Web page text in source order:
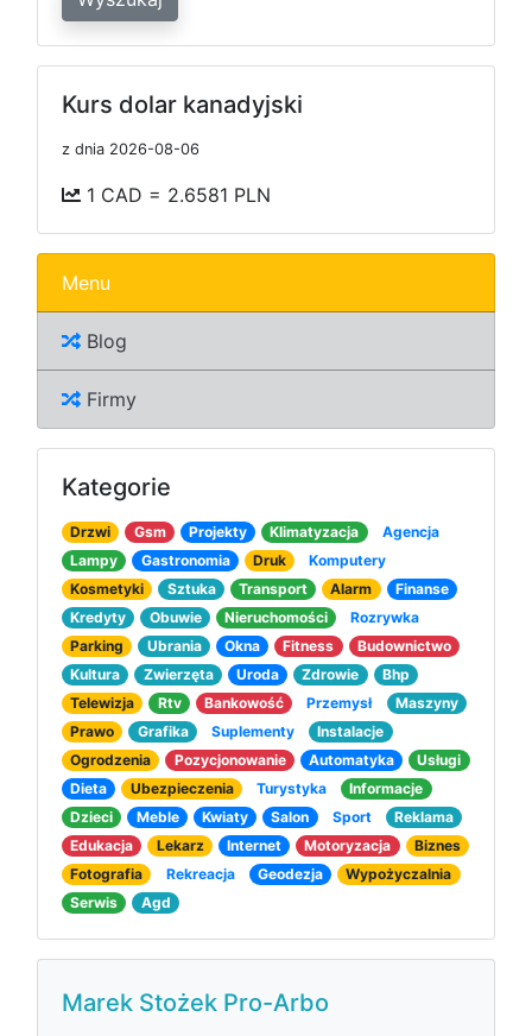
Kurs dolar kanadyjski
z dnia 2026-08-06
1 CAD = 2.6581 PLN
Menu
Blog
Firmy
Kategorie
Drzwi Gsm Projekty Klimatyzacja
Agencja
Lampy
Gastronomia Druk
Komputery
Kosmetyki
Sztuka Transport Alarm
Finanse
Kredyty
Obuwie Nieruchomości
Rozrywka
Parking
Ubrania Okna Fitness
Budownictwo
Kultura
Zwierzęta Uroda Zdrowie
Bhp
Telewizja
Rtv Bankowość Przemysł
Maszyny
Prawo
Grafika Suplementy
Instalacje
Ogrodzenia
Pozycjonowanie Automatyka
Usługi
Dieta
Ubezpieczenia Turystyka
Informacje
Dzieci
Meble Kwiaty Salon Sport
Reklama
Edukacja
Lekarz Internet Motoryzacja
Biznes
Fotografia
Rekreacja Geodezja
Wypożyczalnia
Serwis
Agd
Marek Stożek Pro-Arbo